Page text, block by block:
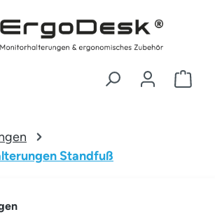
Standfuß